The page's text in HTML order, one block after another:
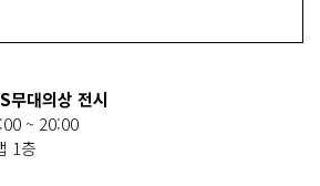
무대의상 전시
~ 20:00
1층